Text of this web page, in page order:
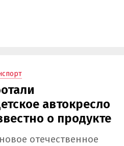
автокресло
о продукте
отечественное